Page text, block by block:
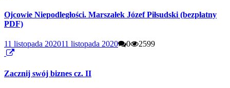
Ojcowie Niepodległości. Marszałek Józef Piłsudski (bezpłatny
PDF)
11 listopada 202011 listopada 2020 0 2599
Zacznij swój biznes cz. II